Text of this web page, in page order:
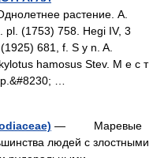
растение. A.
pl. (1753) 758. Hegi IV, 3
681, f. S y n. A.
hamosus Stev. М е с т
…
— Маревые
людей с злостными